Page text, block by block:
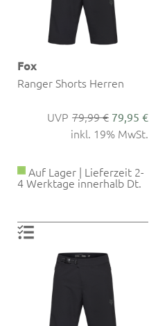
Fox
Ranger Shorts Herren
79,99 € 79,95 €
inkl. 19% MwSt.
Auf Lager | Lieferzeit 2-
4 Werktage innerhalb Dt.